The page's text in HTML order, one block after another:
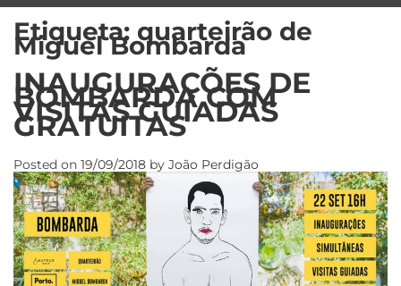
Etiqueta: quarteirão de
Miguel Bombarda
INAUGURAÇÕES DE
BOMBARDA COM
VISITAS GUIADAS
GRATUITAS
Posted on 19/09/2018 by João Perdigão